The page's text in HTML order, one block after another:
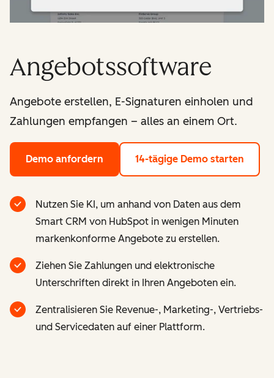
Angebotssoftware
Angebote erstellen, E-Signaturen einholen und
Zahlungen empfangen – alles an einem Ort.
Demo anfordern 14-tägige Demo starten
Nutzen Sie KI, um anhand von Daten aus dem
Smart CRM von HubSpot in wenigen Minuten
markenkonforme Angebote zu erstellen.
Ziehen Sie Zahlungen und elektronische
Unterschriften direkt in Ihren Angeboten ein.
Zentralisieren Sie Revenue-, Marketing-, Vertriebs-
und Servicedaten auf einer Plattform.